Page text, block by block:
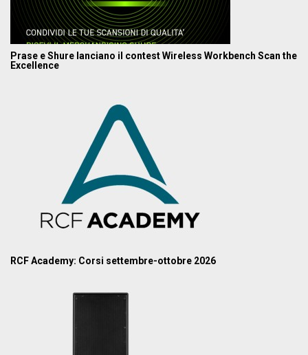
Prase e Shure lanciano il contest Wireless Workbench Scan the
Excellence
RCF Academy: Corsi settembre-ottobre 2026